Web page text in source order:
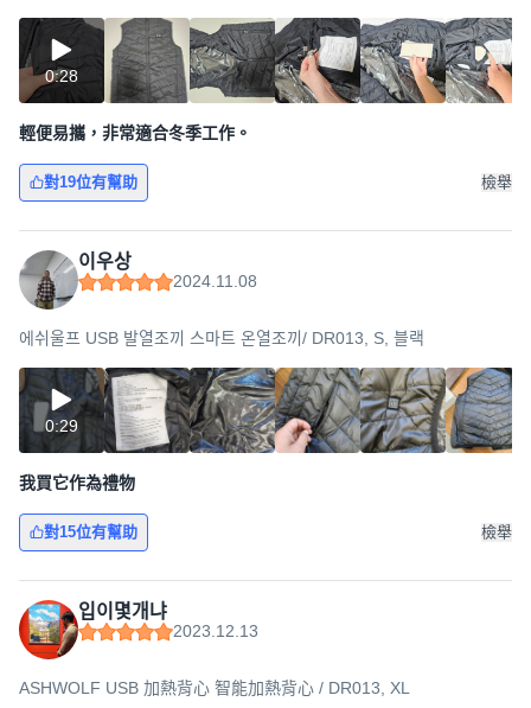
0:28
輕便易攜，非常適合冬季工作。
對19位有幫助 檢舉
이우상
2024.11.08
에쉬울프 USB 발열조끼 스마트 온열조끼/ DR013, S, 블랙
0:29
我買它作為禮物
對15位有幫助 檢舉
입이몇개냐
2023.12.13
ASHWOLF USB 加熱背心 智能加熱背心 / DR013, XL